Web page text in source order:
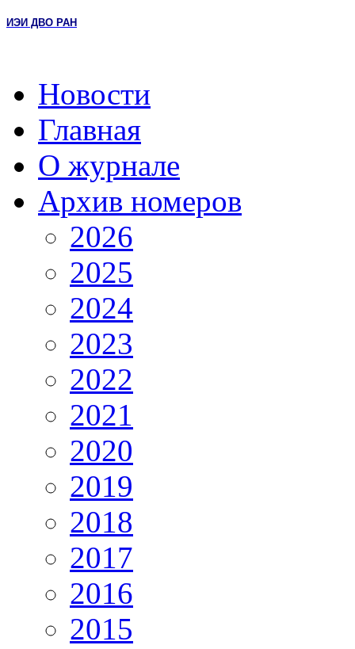
ИЭИ ДВО РАН
Новости
Главная
О журнале
Архив номеров
2026
2025
2024
2023
2022
2021
2020
2019
2018
2017
2016
2015